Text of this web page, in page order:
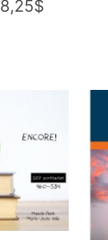
$Plage
12,00$
38,25$